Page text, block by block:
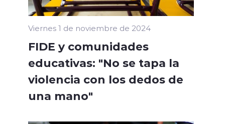
Viernes 1 de noviembre de 2024
FIDE y comunidades
educativas: "No se tapa la
violencia con los dedos de
una mano"